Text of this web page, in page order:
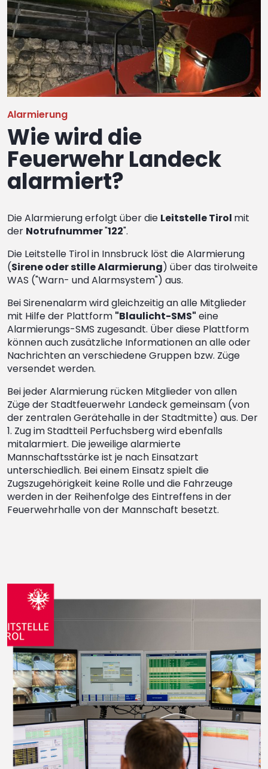
Alarmierung
Wie wird die
Feuerwehr Landeck
alarmiert?
Die Alarmierung erfolgt über die Leitstelle Tirol mit
der Notrufnummer"122".
Die Leitstelle Tirol in Innsbruck löst die Alarmierung
(Sirene oder stille Alarmierung) über das tirolweite
WAS ("Warn- und Alarmsystem") aus.
Bei Sirenenalarm wird gleichzeitig an alle Mitglieder
mit Hilfe der Plattform "Blaulicht-SMS" eine
Alarmierungs-SMS zugesandt. Über diese Plattform
können auch zusätzliche Informationen an alle oder
Nachrichten an verschiedene Gruppen bzw. Züge
versendet werden.
Bei jeder Alarmierung rücken Mitglieder von allen
Züge der Stadtfeuerwehr Landeck gemeinsam (von
der zentralen Gerätehalle in der Stadtmitte) aus. Der
1. Zug im Stadtteil Perfuchsberg wird ebenfalls
mitalarmiert. Die jeweilige alarmierte
Mannschaftsstärke ist je nach Einsatzart
unterschiedlich. Bei einem Einsatz spielt die
Zugszugehörigkeit keine Rolle und die Fahrzeuge
werden in der Reihenfolge des Eintreffens in der
Feuerwehrhalle von der Mannschaft besetzt.